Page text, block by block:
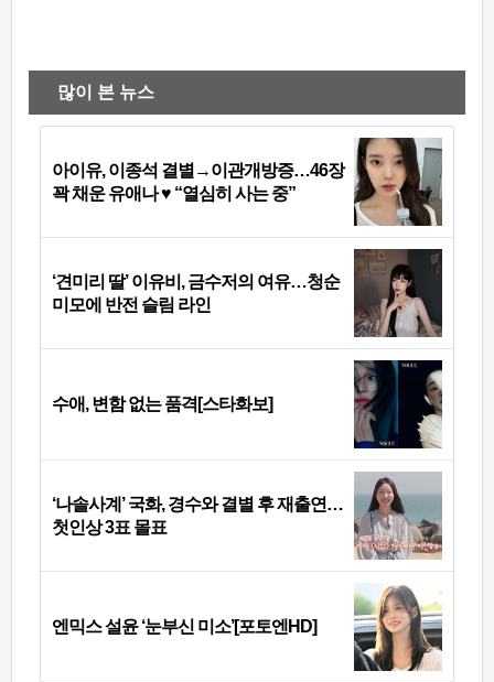
많이 본 뉴스
아이유, 이종석 결별→이관개방증…46장
꽉 채운 유애나 ♥ “열심히 사는 중”
‘견미리 딸’ 이유비, 금수저의 여유…청순
미모에 반전 슬림 라인
수애, 변함 없는 품격[스타화보]
‘나솔사계’ 국화, 경수와 결별 후 재출연…
첫인상 3표 몰표
엔믹스 설윤 ‘눈부신 미소’[포토엔HD]